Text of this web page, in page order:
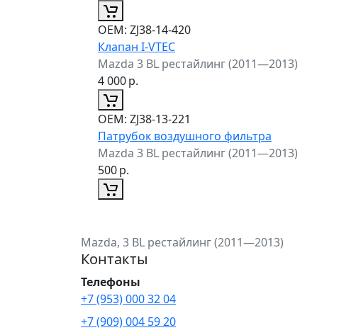
ОЕМ: ZJ38-14-420
Клапан I-VTEC
Mazda 3 BL рестайлинг (2011—2013)
4 000р.
ОЕМ: ZJ38-13-221
Патрубок воздушного фильтра
Mazda 3 BL рестайлинг (2011—2013)
500р.
Mazda, 3 BL рестайлинг (2011—2013)
Контакты
Телефоны
+7 (953) 000 32 04
+7 (909) 004 59 20